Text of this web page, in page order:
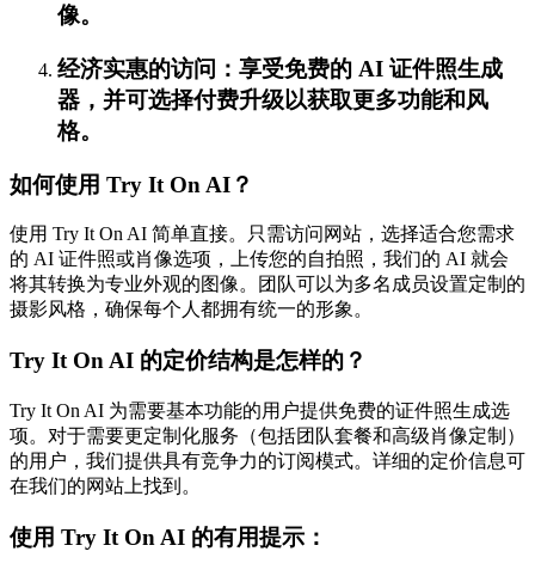
像。
经济实惠的访问：享受免费的 AI 证件照生成
器，并可选择付费升级以获取更多功能和风
格。
如何使用 Try It On AI？
使用 Try It On AI 简单直接。只需访问网站，选择适合您需求
的 AI 证件照或肖像选项，上传您的自拍照，我们的 AI 就会
将其转换为专业外观的图像。团队可以为多名成员设置定制的
摄影风格，确保每个人都拥有统一的形象。
Try It On AI 的定价结构是怎样的？
Try It On AI 为需要基本功能的用户提供免费的证件照生成选
项。对于需要更定制化服务（包括团队套餐和高级肖像定制）
的用户，我们提供具有竞争力的订阅模式。详细的定价信息可
在我们的网站上找到。
使用 Try It On AI 的有用提示：